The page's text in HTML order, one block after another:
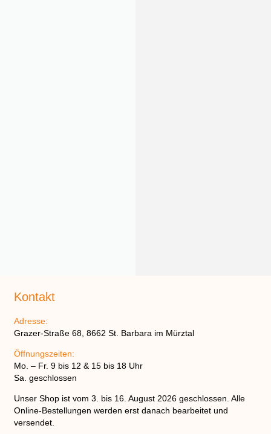
Kontakt
Adresse:
Grazer-Straße 68, 8662 St. Barbara im Mürztal
Öffnungszeiten:
Mo. – Fr. 9 bis 12 & 15 bis 18 Uhr
Sa. geschlossen
Unser Shop ist vom3. bis 16. August 2026 geschlossen. Alle
Online-Bestellungen werden erst danach bearbeitet und
versendet.